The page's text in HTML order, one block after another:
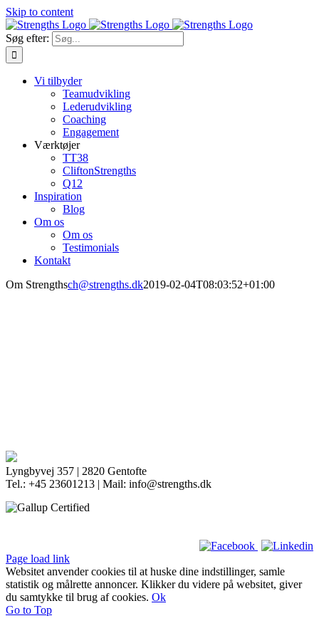
Skip to content
Søg efter:
Vi tilbyder
Teamudvikling
Lederudvikling
Coaching
Engagement
Værktøjer
TT38
CliftonStrengths
Q12
Inspiration
Blog
Om os
Om os
Testimonials
Kontakt
Om Strengthsch@strengths.dk2019-02-04T08:03:52+01:00
Lyngbyvej 357 | 2820 Gentofte
Tel.: +45 23601213 | Mail: info@strengths.dk
Page load link
Websitet anvender cookies til at huske dine indstillinger, samle
statistik og målrette annoncer. Klikker du videre på websitet, giver
du samtykke til brug af cookies. Ok
Go to Top